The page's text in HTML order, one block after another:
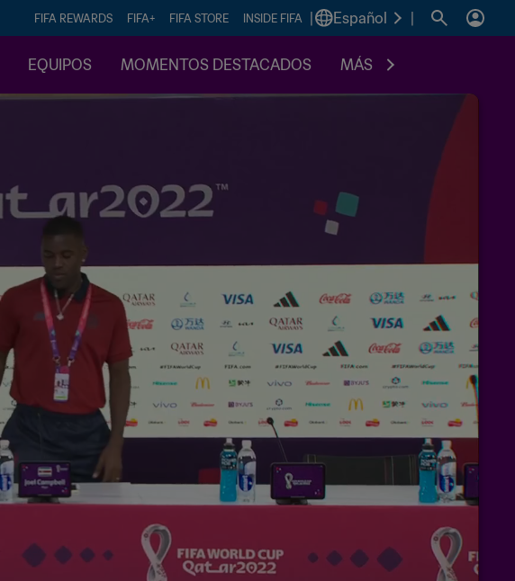
FIFA REWARDS FIFA+ FIFA STORE INSIDE FIFA Español
EQUIPOS MOMENTOS DESTACADOS MÁS